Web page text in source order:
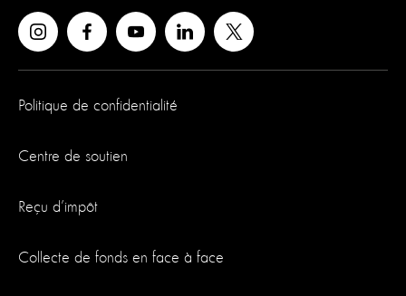
Politique de confidentialité
Centre de soutien
Reçu d’impôt
Collecte de fonds en face à face